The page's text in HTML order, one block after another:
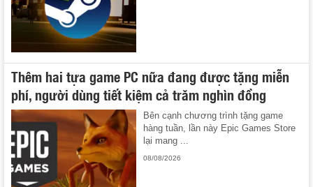
Thêm hai tựa game PC nữa đang được tặng miễn
phí, người dùng tiết kiệm cả trăm nghìn đồng
Bên cạnh chương trình tặng game
hàng tuần, lần này Epic Games Store
lại mang ...
08/08/2026